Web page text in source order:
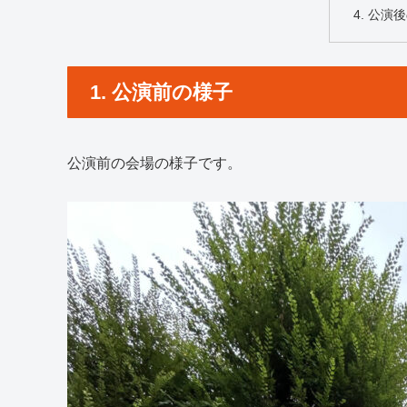
4. 公演
1. 公演前の様子
公演前の会場の様子です。